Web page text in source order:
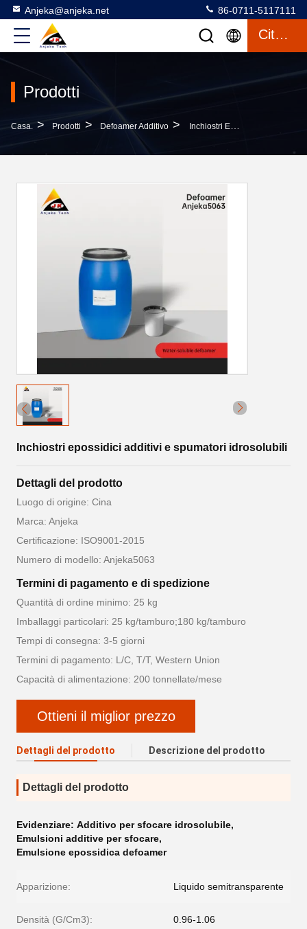
Anjeka@anjeka.net 86-0711-5117111
Citazione
Prodotti
Casa. > Prodotti > Defoamer Additivo > Inchiostri Epossidici Additivi E Spumatori Idrosolubili
Inchiostri epossidici additivi e spumatori idrosolubili
Dettagli del prodotto
Luogo di origine: Cina
Marca: Anjeka
Certificazione: ISO9001-2015
Numero di modello: Anjeka5063
Termini di pagamento e di spedizione
Quantità di ordine minimo: 25 kg
Imballaggi particolari: 25 kg/tamburo;180 kg/tamburo
Tempi di consegna: 3-5 giorni
Termini di pagamento: L/C, T/T, Western Union
Capacità di alimentazione: 200 tonnellate/mese
Ottieni il miglior prezzo
Dettagli del prodotto Descrizione del prodotto
Dettagli del prodotto
Evidenziare: Additivo per sfocare idrosolubile,
Emulsioni additive per sfocare,
Emulsione epossidica defoamer
Apparizione: Liquido semitransparente
Densità (G/Cm3): 0.96-1.06